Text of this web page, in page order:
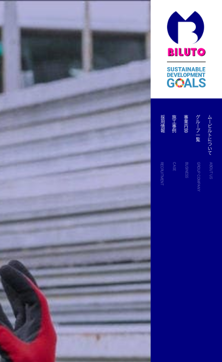
採用情報 施工事例 事業内容 グループ一覧 ムービルトについて
RECRUITMENT CASE BUSINESS GROUP COMPANY ABOUT US